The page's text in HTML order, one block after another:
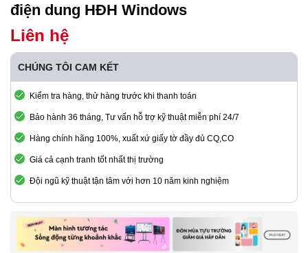
điện dung HĐH Windows
Liên hệ
CHÚNG TÔI CAM KẾT
Kiểm tra hàng, thử hàng trước khi thanh toán
Bảo hành 36 tháng, Tư vấn hỗ trợ kỹ thuật miễn phí 24/7
Hàng chính hãng 100%, xuất xứ giấy tờ đầy đủ CQ,CO
Giá cả cạnh tranh tốt nhất thị trường
Đội ngũ kỹ thuật tận tâm với hơn 10 năm kinh nghiệm